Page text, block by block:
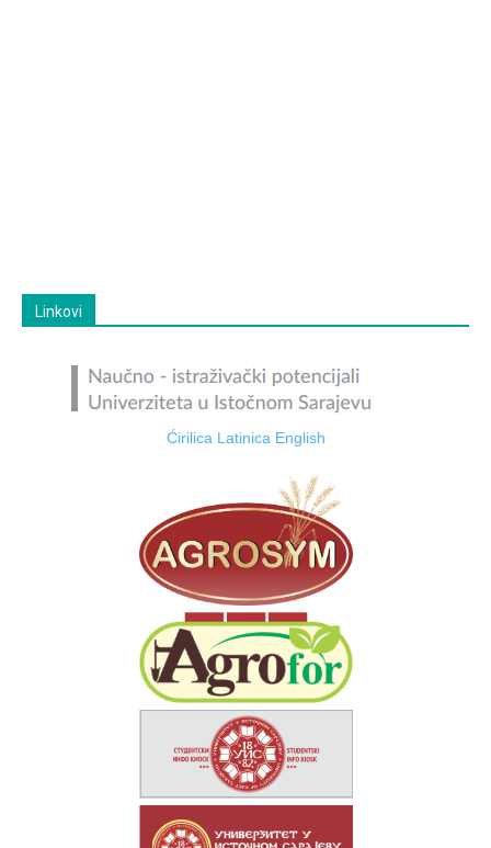
Linkovi
Ćirilica Latinica English